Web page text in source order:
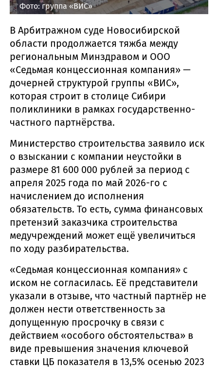
Фото: группа «ВИС»
В Арбитражном суде Новосибирской
области продолжается тяжба между
региональным Минздравом и ООО
«Седьмая концессионная компания» —
дочерней структурой группы «ВИС»,
которая строит в столице Сибири
поликлиники в рамках государственно-
частного партнёрства.
Министерство строительства заявило иск
о взыскании с компании неустойки в
размере 81 600 000 рублей за период с
апреля 2025 года по май 2026-го с
начислением до исполнения
обязательств. То есть, сумма финансовых
претензий заказчика строительства
медучреждений может ещё увеличиться
по ходу разбирательства.
«Седьмая концессионная компания» с
иском не согласилась. Её представители
указали в отзыве, что частный партнёр не
должен нести ответственность за
допущенную просрочку в связи с
действием «особого обстоятельства» в
виде превышения значения ключевой
ставки ЦБ показателя в 13,5% осенью 2023